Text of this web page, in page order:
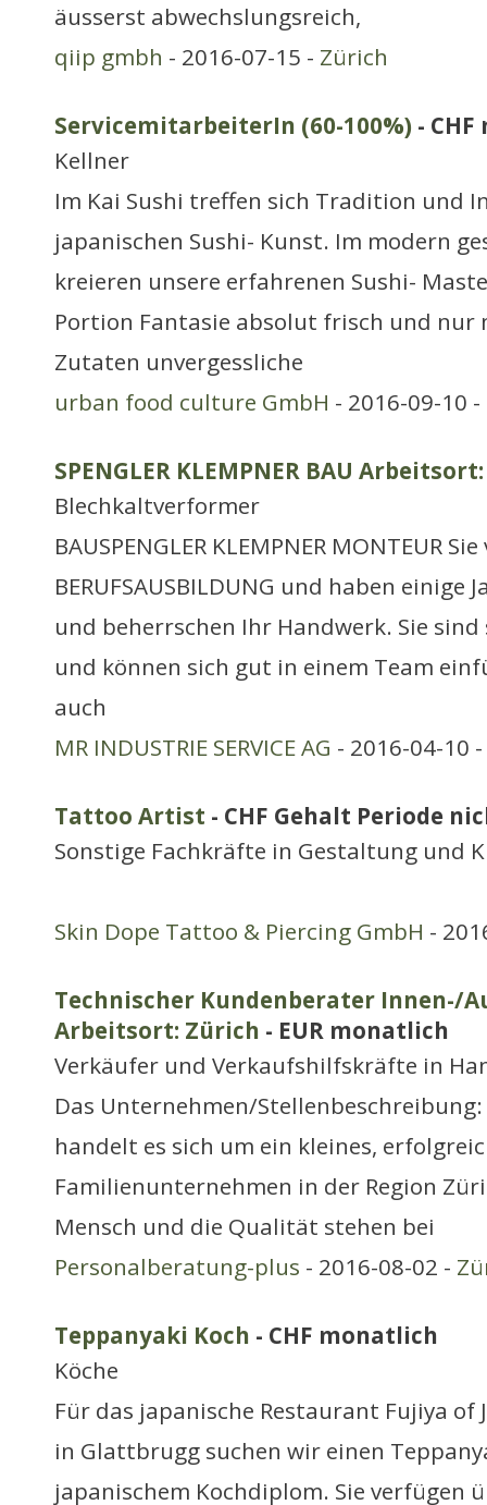
äusserst abwechslungsreich,
qiip gmbh - 2016-07-15 - Zürich
ServicemitarbeiterIn (60-100%) -
Kellner
Im Kai Sushi treffen sich Tradition und
japanischen Sushi- Kunst. Im modern
kreieren unsere erfahrenen Sushi-
Portion Fantasie absolut frisch und nur
Zutaten unvergessliche
urban food culture GmbH - 2016-09-10 -
SPENGLER KLEMPNER BAU Arbeitsort:
Blechkaltverformer
BAUSPENGLER KLEMPNER MONTEUR
BERUFSAUSBILDUNG und haben
und beherrschen Ihr Handwerk. Sie
und können sich gut in einem Team
auch
MR INDUSTRIE SERVICE AG - 2016-04-10 -
Tattoo Artist - CHF Gehalt Periode
Sonstige Fachkräfte in Gestaltung und
Skin Dope Tattoo & Piercing GmbH -
Technischer Kundenberater Innen-/
Arbeitsort: Zürich - EUR monatlich
Verkäufer und Verkaufshilfskräfte in
Das Unternehmen/
handelt es sich um ein kleines,
Familienunternehmen in der Region
Mensch und die Qualität stehen bei
Personalberatung-plus - 2016-08-02 -
Teppanyaki Koch - CHF monatlich
Köche
Für das japanische Restaurant Fujiya
in Glattbrugg suchen wir einen
japanischem Kochdiplom. Sie verfügen